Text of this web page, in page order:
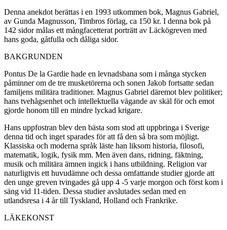
Denna anekdot berättas i en 1993 utkommen bok, Magnus Gabriel,
av Gunda Magnusson, Timbros förlag, ca 150 kr. I denna bok på
142 sidor målas ett mångfacetterat porträtt av Läckögreven med
hans goda, gåtfulla och dåliga sidor.
BAKGRUNDEN
Pontus De la Gardie hade en levnadsbana som i många stycken
påminner om de tre musketörerna och sonen Jakob fortsatte sedan
familjens militära traditioner. Magnus Gabriel däremot blev politiker;
hans tvehågsenhet och intellektuella vägande av skäl för och emot
gjorde honom till en mindre lyckad krigare.
Hans uppfostran blev den bästa som stod att uppbringa i Sverige
denna tid och inget sparades för att få den så bra som möjligt.
Klassiska och moderna språk läste han liksom historia, filosofi,
matematik, logik, fysik mm. Men även dans, ridning, fäktning,
musik och militära ämnen ingick i hans utbildning. Religion var
naturligtvis ett huvudämne och dessa omfattande studier gjorde att
den unge greven tvingades gå upp 4 -5 varje morgon och först kom i
säng vid 11-tiden. Dessa studier avslutades sedan med en
utlandsresa i 4 år till Tyskland, Holland och Frankrike.
LÄKEKONST